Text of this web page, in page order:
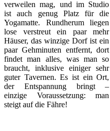
verweilen mag, und im Studio
ist auch genug Platz für die
Yogamatte. Rundherum liegen
lose verstreut ein paar mehr
Häuser, das winzige Dorf ist ein
paar Gehminuten entfernt, dort
findet man alles, was man so
braucht, inklusive einiger sehr
guter Tavernen. Es ist ein Ort,
der Entspannung bringt –
einzige Voraussetzung: man
steigt auf die Fähre!